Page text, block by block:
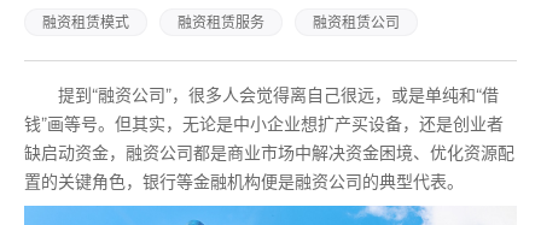
融资租赁模式 融资租赁服务 融资租赁公司
提到“融资公司”，很多人会觉得离自己很远，或是单纯和“借
钱”画等号。但其实，无论是中小企业想扩产买设备，还是创业者
缺启动资金，融资公司都是商业市场中解决资金困境、优化资源配
置的关键角色，银行等金融机构便是融资公司的典型代表。